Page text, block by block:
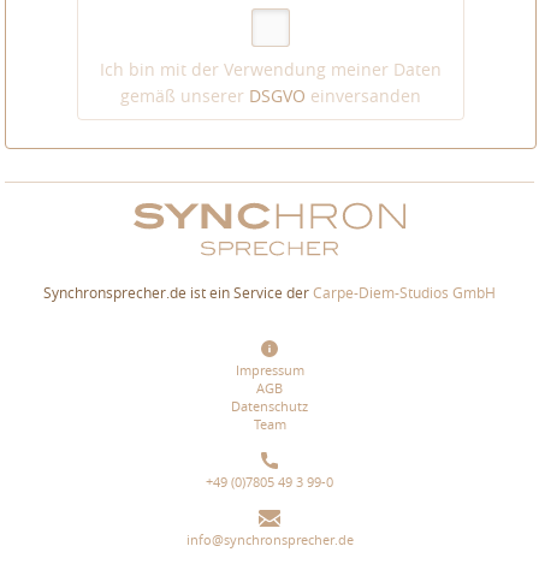
Ich bin mit der Verwendung meiner Daten
gemäß unserer DSGVO einversanden
Synchronsprecher.de ist ein Service derCarpe-Diem-Studios GmbH
Impressum
AGB
Datenschutz
Team
+49 (0)7805 49 3 99-0
info@synchronsprecher.de